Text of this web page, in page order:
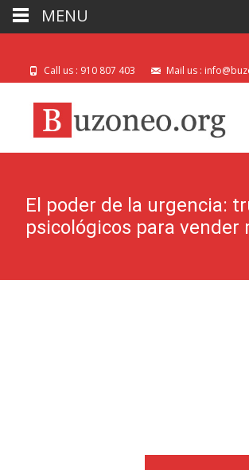
Call us : 910 807 403 Mail us :
El poder de la urgencia:
psicológicos para vender
MENU